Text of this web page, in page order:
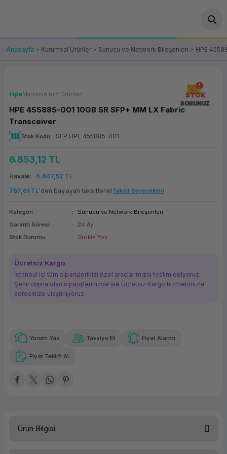
OT/VT Ürünleri
Fiş Yazıcı
Panel PC
(Firewall)
Bileşenleri
Makinesi
Makinesi
Çözümleri
Bağlantı
Yedekleme
Ürünler
Paketi
Anasayfa Kurumsal Ürünler Sunucu ve Network Bileşenleri HPE
STOK
SORUNUZ
HpeMarkanın tüm ürünleri
HPE 455885-001 10GB SR SFP+ MM LX Fabric
Transceiver
Stok Kodu SFP.HPE.455885-001
6.853,12 TL
Havale
6.647,52 TL
767,61 TL'den başlayan taksitlerle!Taksit Seçenekleri
Kategori
Sunucu ve Network Bileşenleri
Garanti Süresi
24 Ay
Stok Durumu
Stokta Yok
Ücretsiz Kargo
İstanbul içi tüm siparişlerinizi özel araçlarımızla teslim ediyoruz.
Şehir dışına olan siparişlerinizde ise Ücretsiz Kargo hizmetimizle
adresinize ulaştırııyoruz.
Güvenilir Alışveriş
Kolay iade imkanı
767,61 TL
Yorum Yaz Tavsiye Et Fiyat Alarmı
Fiyat Teklifi Al
Ürün Bilgisi